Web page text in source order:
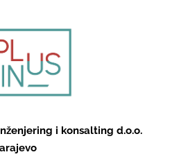
i konsalting d.o.o.